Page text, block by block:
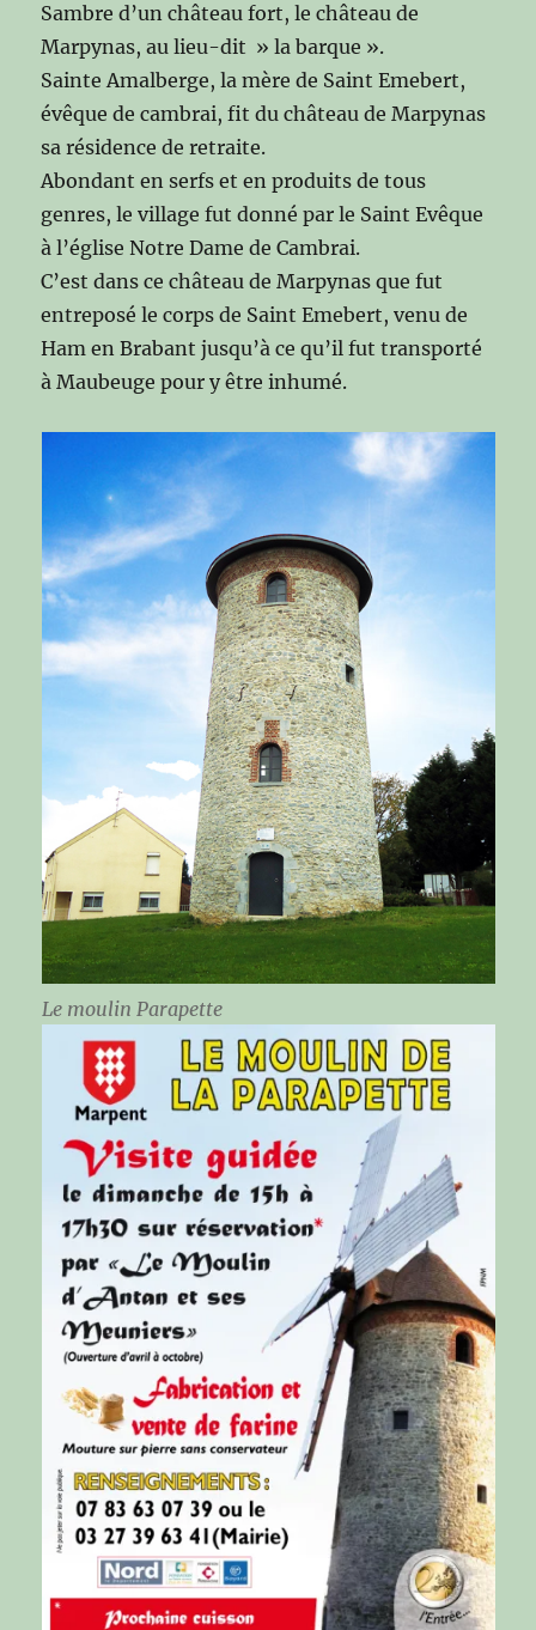
Sambre d’un château fort, le château de
Marpynas, au lieu-dit » la barque ».
Sainte Amalberge, la mère de Saint Emebert,
évêque de cambrai, fit du château de Marpynas
sa résidence de retraite.
Abondant en serfs et en produits de tous
genres, le village fut donné par le Saint Evêque
à l’église Notre Dame de Cambrai.
C’est dans ce château de Marpynas que fut
entreposé le corps de Saint Emebert, venu de
Ham en Brabant jusqu’à ce qu’il fut transporté
à Maubeuge pour y être inhumé.
Le moulin Parapette